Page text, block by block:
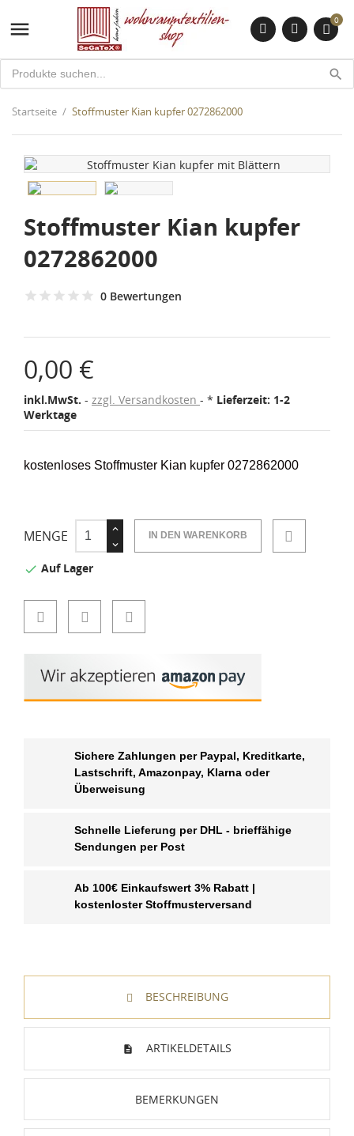
 0
search
Startseite Stoffmuster Kian kupfer 0272862000
Stoffmuster Kian kupfer
0272862000
0 Bewertungen
0,00 €
inkl.MwSt. zzgl. Versandkosten * Lieferzeit: 1-2
Werktage
kostenloses Stoffmuster Kian kupfer 0272862000
MENGE IN DEN WARENKORB
 Auf Lager
Sichere Zahlungen per Paypal, Kreditkarte,
Lastschrift, Amazonpay, Klarna oder
Überweisung
Schnelle Lieferung per DHL - brieffähige
Sendungen per Post
Ab 100€ Einkaufswert 3% Rabatt |
kostenloster Stoffmusterversand
BESCHREIBUNG
ARTIKELDETAILS
BEMERKUNGEN
AUF MEINE WUNSCHLISTE
WUNSCHLISTE ERSTELLEN
Name der Wunschliste
ANMELDEN
Wunschliste hinzufügen zu können.